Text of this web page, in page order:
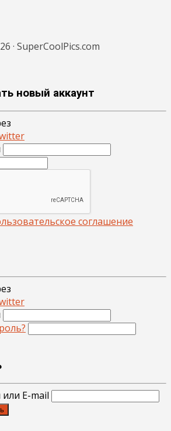
· SuperCoolPics.com
новый аккаунт
соглашение
E-mail